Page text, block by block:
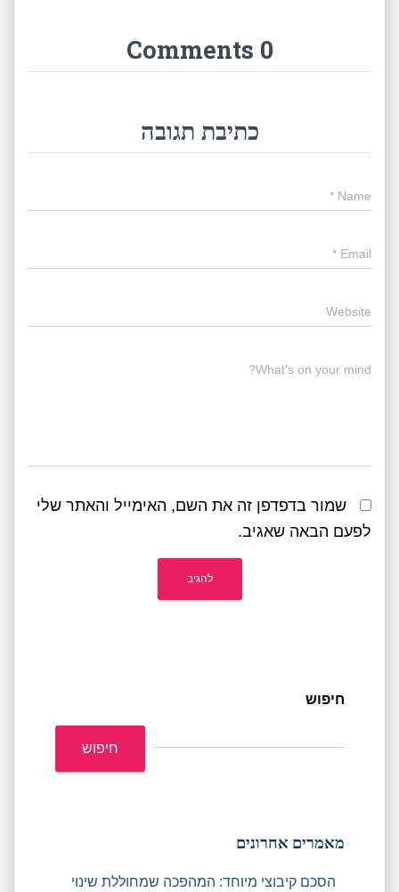
0 Comments
כתיבת תגובה
Name
*
Email
*
Website
What's on your mind?
שמור בדפדפן זה את השם, האימייל והאתר שלי
לפעם הבאה שאגיב.
חיפוש
חיפוש
מאמרים אחרונים
הסכם קיבוצי מיוחד: המהפכה שמחוללת שינוי